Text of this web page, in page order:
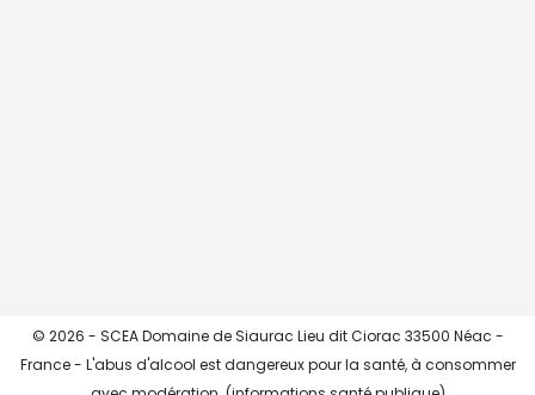
© 2026 - SCEA Domaine de Siaurac Lieu dit Ciorac 33500 Néac -
France - L'abus d'alcool est dangereux pour la santé, à consommer